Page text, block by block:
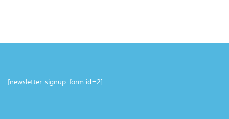
[newsletter_signup_form id=2]